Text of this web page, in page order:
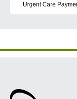
Urgent Care